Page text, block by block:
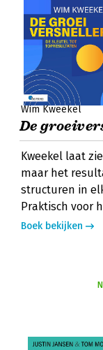
Wim Kweekel
De
Kweekel laat
maar het
structuren in
Praktisch voor
Boek bekijken